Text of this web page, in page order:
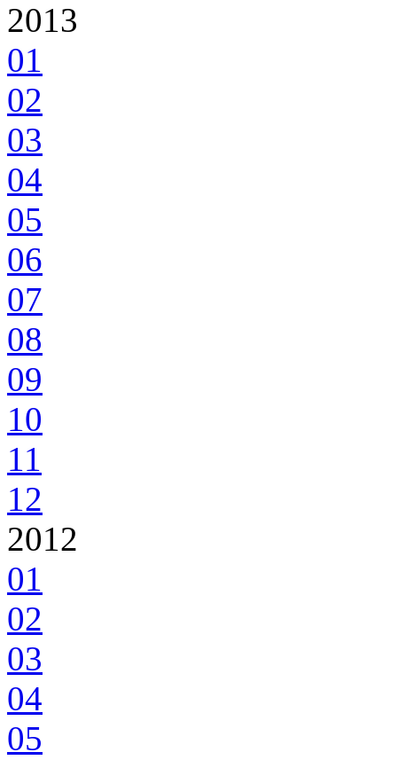
2013
01
02
03
04
05
06
07
08
09
10
11
12
2012
01
02
03
04
05